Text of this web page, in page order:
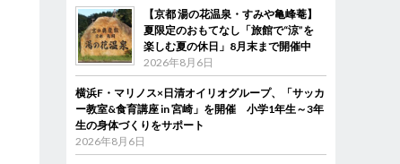
【京都 湯の花温泉・すみや亀峰菴】
夏限定のおもてなし「旅館で“涼”を
楽しむ夏の休日」8月末まで開催中
2026年8月6日
横浜F・マリノス×日清オイリオグループ、「サッカ
ー教室&食育講座 in 宮崎」を開催 小学1年生～3年
生の身体づくりをサポート
2026年8月6日